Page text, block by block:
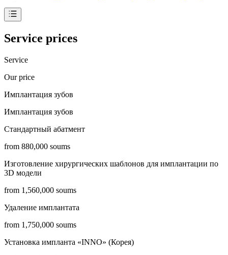
Service prices
Service
Our price
Имплантация зубов
Имплантация зубов
Стандартный абатмент
from 880,000 soums
Изготовление хирургических шаблонов для имплантации по
3D модели
from 1,560,000 soums
Удаление имплантата
from 1,750,000 soums
Установка импланта «INNO» (Корея)